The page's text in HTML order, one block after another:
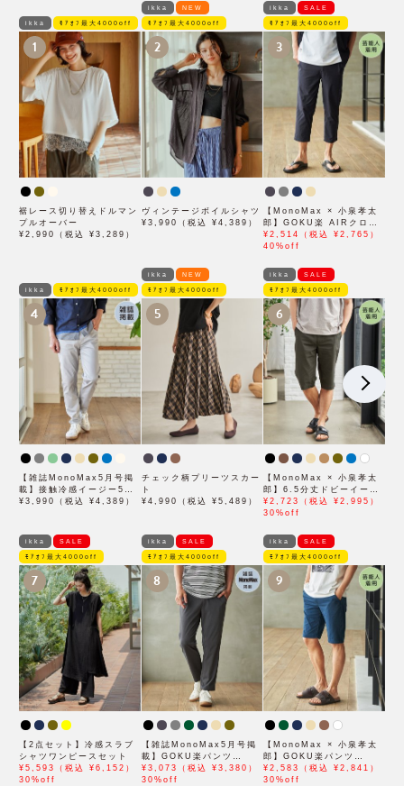
ikka ﾓｱｵﾌ最大4000off
1
裾レース切り替えドルマン
プルオーバー
¥2,990（税込 ¥3,289）
ikka NEW
ﾓｱｵﾌ最大4000off
2
ヴィンテージボイルシャツ
¥3,990（税込 ¥4,389）
ikka SALE
ﾓｱｵﾌ最大4000off
3
【MonoMax × 小泉孝太
郎】GOKU楽 AIRクロッ
プドパンツ「小泉孝太郎さ
ん着用モデル」
¥2,514（税込 ¥2,765）
40%off
ikka ﾓｱｵﾌ最大4000off
4
【雑誌MonoMax5月号掲
載】接触冷感イージー5ポ
ケット
¥3,990（税込 ¥4,389）
ikka NEW
ﾓｱｵﾌ最大4000off
5
チェック柄プリーツスカー
ト
¥4,990（税込 ¥5,489）
ikka SALE
ﾓｱｵﾌ最大4000off
6
【MonoMax × 小泉孝太
郎】6.5分丈ドビーイージ
ーハーフパンツ「小泉孝太
郎さん着用モデル」
¥2,723（税込 ¥2,995）
30%off
ikka SALE
ﾓｱｵﾌ最大4000off
7
【2点セット】冷感スラブ
シャツワンピースセット
¥5,593（税込 ¥6,152）
30%off
ikka SALE
ﾓｱｵﾌ最大4000off
8
【雑誌MonoMax5月号掲
載】GOKU楽パンツ
EASY STRETCH 冷感ア
ンクル【接触冷感】「小泉
¥3,073（税込 ¥3,380）
30%off
ikka SALE
ﾓｱｵﾌ最大4000off
9
【MonoMax × 小泉孝太
郎】GOKU楽パンツ
EASY STRETCH 冷感
5Pショート「小泉孝太郎
¥2,583（税込 ¥2,841）
30%off